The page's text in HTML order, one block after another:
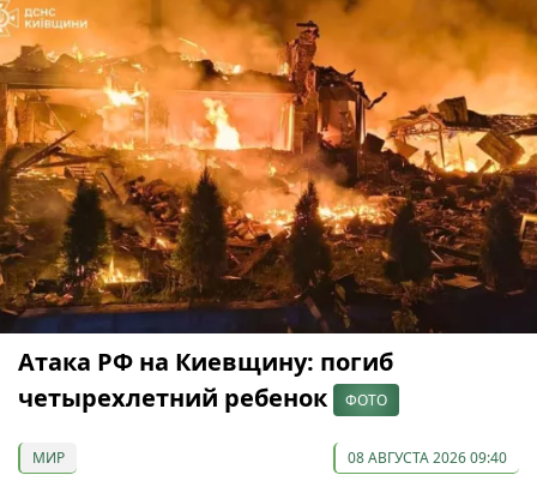
Атака РФ на Киевщину: погиб
четырехлетний ребенок
ФОТО
МИР 08 АВГУСТА 2026 09:40